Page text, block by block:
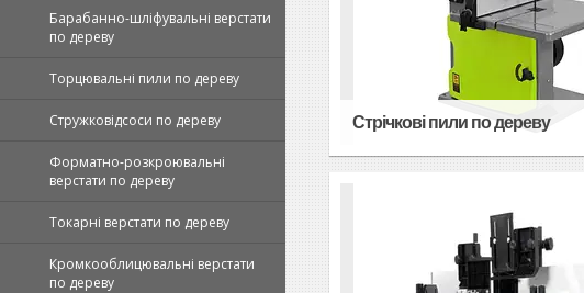
Барабанно-шліфувальні верстати
по дереву
Торцювальні пили по дереву
Стружковідсоси по дереву
Форматно-розкроювальні
верстати по дереву
Токарні верстати по дереву
Кромкооблицювальні верстати
по дереву
Стрічкові пили по дереву